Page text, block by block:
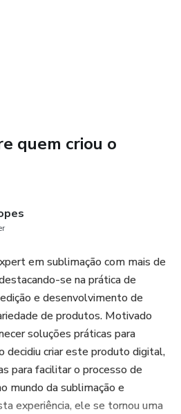
100 artes para atender a todos
se para um mês de vendas
passar!
quem criou o
em sublimação com mais de
se na prática de
e desenvolvimento de
de produtos. Motivado
soluções práticas para
decidiu criar este produto digital,
para facilitar o processo de
mundo da sublimação e
experiência, ele se tornou uma